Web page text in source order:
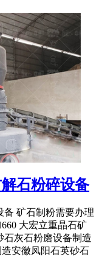
石粉碎设备
备 矿石制粉需要办理
大宏立重晶石矿
石灰石粉磨设备制造
安徽凤阳石英砂石